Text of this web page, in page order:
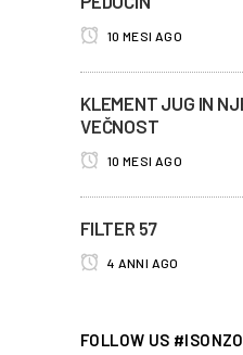
10 MESI AGO
KLEMENT JUG IN
VEČNOST
10 MESI AGO
FILTER 57
4 ANNI AGO
FOLLOW US